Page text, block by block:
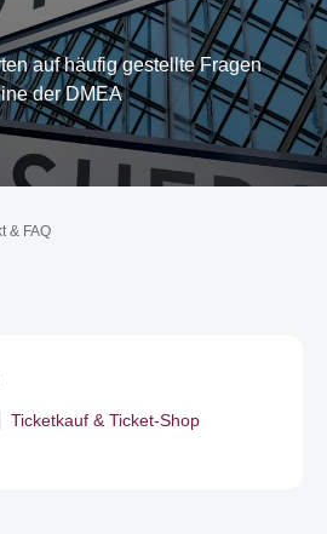
auf häufig gestellte Fragen
der DMEA
& FAQ
Ticketkauf & Ticket-Shop